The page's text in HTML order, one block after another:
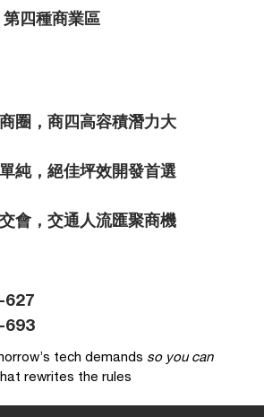
四種商業區
圈，商四高容積潛力大
純，絕佳坪效開發首選
會，交通人流匯聚商機
627
693
tech demands so you can
rewrites the rules